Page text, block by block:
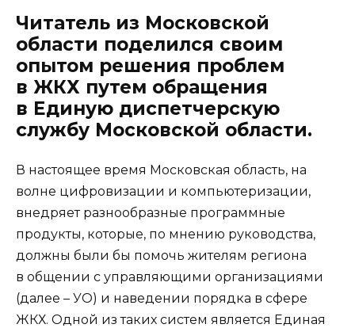
Читатель из Московской
области поделился своим
опытом решения проблем
в ЖКХ путем обращения
в Единую диспетчерскую
службу Московской области.
В настоящее время Московская область, на
волне цифровизации и компьютеризации,
внедряет разнообразные программные
продукты, которые, по мнению руководства,
должны были бы помочь жителям региона
в общении с управляющими организациями
(далее – УО) и наведении порядка в сфере
ЖКХ. Одной из таких систем является Единая